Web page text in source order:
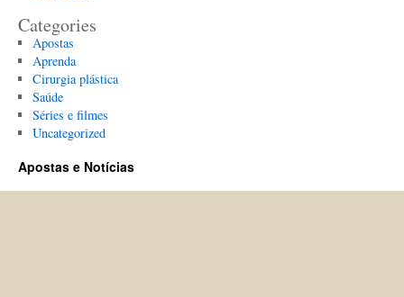
Categories
Apostas
Aprenda
Cirurgia plástica
Saúde
Séries e filmes
Uncategorized
Apostas e Notícias